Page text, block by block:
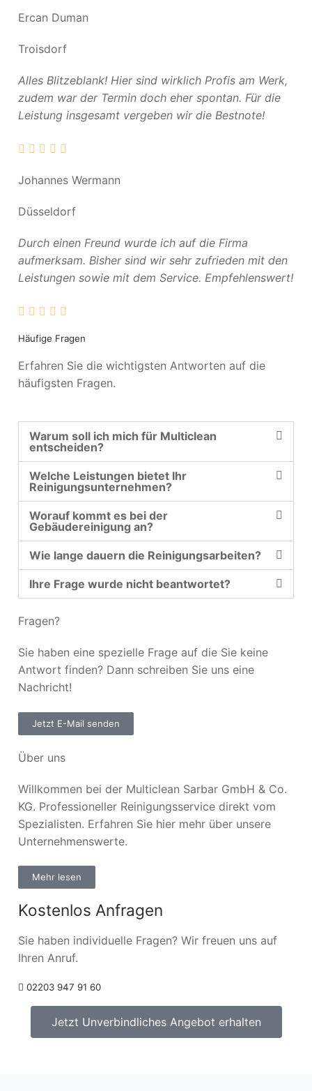
Ercan Duman
Troisdorf
Alles Blitzeblank! Hier sind wirklich Profis am Werk,
zudem war der Termin doch eher spontan. Für die
Leistung insgesamt vergeben wir die Bestnote!
Johannes Wermann
Düsseldorf
Durch einen Freund wurde ich auf die Firma
aufmerksam. Bisher sind wir sehr zufrieden mit den
Leistungen sowie mit dem Service. Empfehlenswert!
Häufige Fragen
Erfahren Sie die wichtigsten Antworten auf die
häufigsten Fragen.
Warum soll ich mich für Multiclean
entscheiden?
Welche Leistungen bietet Ihr
Reinigungsunternehmen?
Worauf kommt es bei der
Gebäudereinigung an?
Wie lange dauern die Reinigungsarbeiten?
Ihre Frage wurde nicht beantwortet?
Fragen?
Sie haben eine spezielle Frage auf die Sie keine
Antwort finden? Dann schreiben Sie uns eine
Nachricht!
Jetzt E-Mail senden
Über uns
Willkommen bei der Multiclean Sarbar GmbH & Co.
KG. Professioneller Reinigungsservice direkt vom
Spezialisten. Erfahren Sie hier mehr über unsere
Unternehmenswerte.
Mehr lesen
Kostenlos Anfragen
Sie haben individuelle Fragen? Wir freuen uns auf
Ihren Anruf.
02203 947 91 60
Jetzt Unverbindliches Angebot erhalten